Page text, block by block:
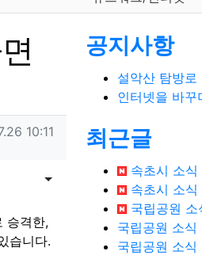
10:11
목록게시물 옵션
승격한,
습니다.
공지사항
최근글
속초시 소식
속초시 소식
국립공원 소
국립공원 소식
국립공원 소식